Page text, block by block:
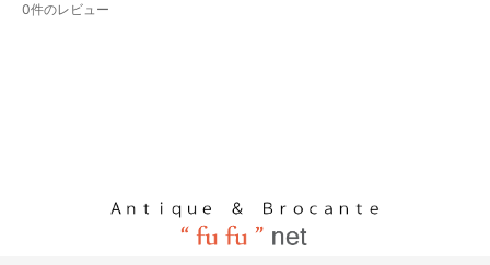
0件のレビュー